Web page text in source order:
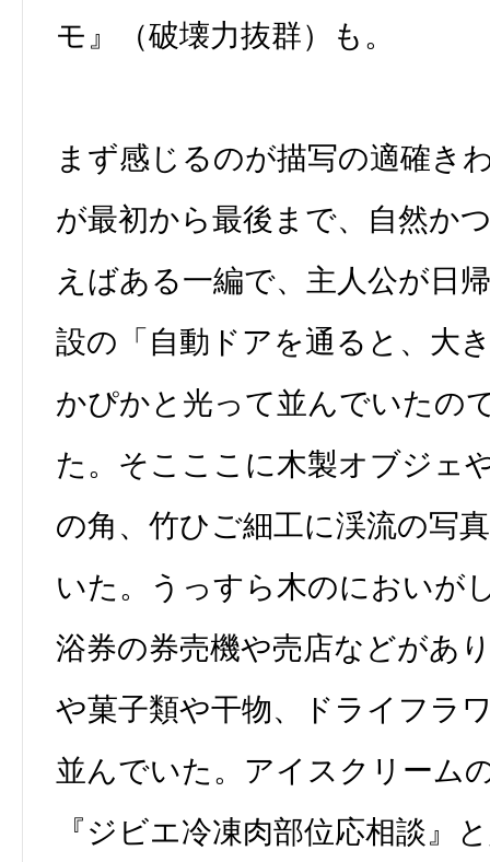
モ』（破壊力抜群）も。
まず感じるのが描写の適確き
が最初から最後まで、自然か
えばある一編で、主人公が日
設の「自動ドアを通ると、大
かぴかと光って並んでいたの
た。そこここに木製オブジェ
の角、竹ひご細工に渓流の写
いた。うっすら木のにおいが
浴券の券売機や売店などがあ
や菓子類や干物、ドライフラ
並んでいた。アイスクリーム
『ジビエ冷凍肉部位応相談』